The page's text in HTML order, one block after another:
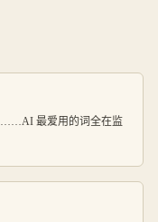
……AI 最爱用的词全在监